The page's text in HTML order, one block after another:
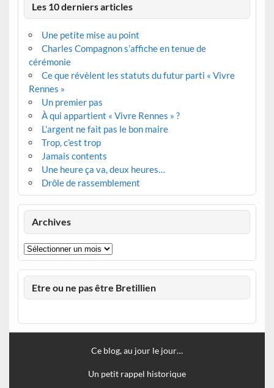
Les 10 derniers articles
Une petite mise au point
Charles Compagnon s’affiche en tenue de
cérémonie
Ce que révèlent les statuts du futur parti « Vivre
Rennes »
Un premier pas
À qui appartient « Vivre Rennes » ?
L’argent ne fait pas le bon maire
Trop, c’est trop
Jamais contents
Une heure ça va, deux heures…
Drôle de rassemblement
Archives
Archives
Etre ou ne pas être Bretillien
Ce blog, au jour le jour…
Un petit rappel historique